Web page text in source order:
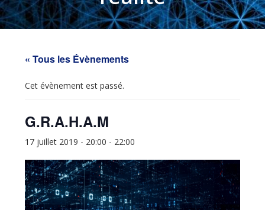
« Tous les Évènements
Cet évènement est passé.
G.R.A.H.A.M
17 juillet 2019 - 20:00 - 22:00